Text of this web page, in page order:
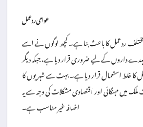
عوامی ردعمل
مختلف ردعمل کا باعث بنا ہے۔ کچھ لوگوں نے اسے
داروں کے لیے ضروری قرار دیا ہے، جبکہ دیگر
غلط استعمال قرار دیا ہے۔ بہت سے شہریوں کا
میں مہنگائی اور اقتصادی مشکلات کی وجہ سے یہ
اضافہ غیر مناسب ہے۔